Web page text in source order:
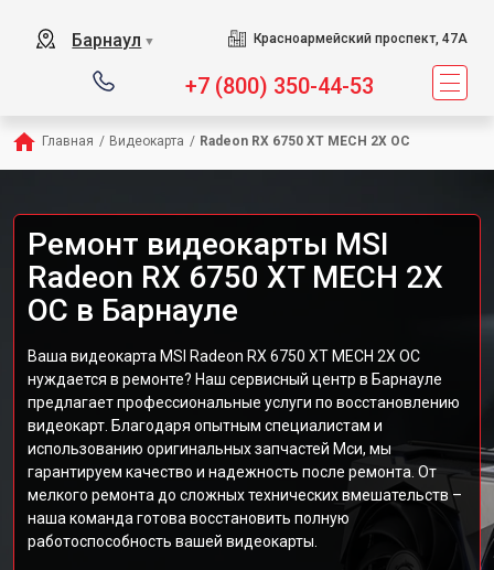
Барнаул ▼ Красноармейский проспект, 47А
+7 (800) 350-44-53
Главная / Видеокарта / Radeon RX 6750 XT MECH 2X OC
Ремонт видеокарты MSI
Radeon RX 6750 XT MECH 2X
OC в Барнауле
Ваша видеокарта MSI Radeon RX 6750 XT MECH 2X OC
нуждается в ремонте? Наш сервисный центр в Барнауле
предлагает профессиональные услуги по восстановлению
видеокарт. Благодаря опытным специалистам и
использованию оригинальных запчастей Мси, мы
гарантируем качество и надежность после ремонта. От
мелкого ремонта до сложных технических вмешательств –
наша команда готова восстановить полную
работоспособность вашей видеокарты.